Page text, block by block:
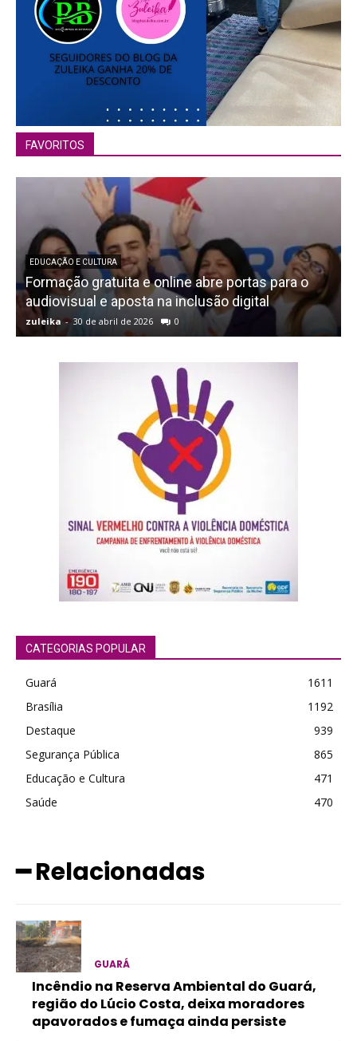
FAVORITOS
EDUCAÇÃO E CULTURA
Formação gratuita e online abre portas para o
audiovisual e aposta na inclusão digital
zuleika - 30 de abril de 2026 0
CATEGORIAS POPULAR
Guará
1611
Brasília
1192
Destaque
939
Segurança Pública
865
Educação e Cultura
471
Saúde
470
━ Relacionadas
GUARÁ
Incêndio na Reserva Ambiental do Guará,
região do Lúcio Costa, deixa moradores
apavorados e fumaça ainda persiste